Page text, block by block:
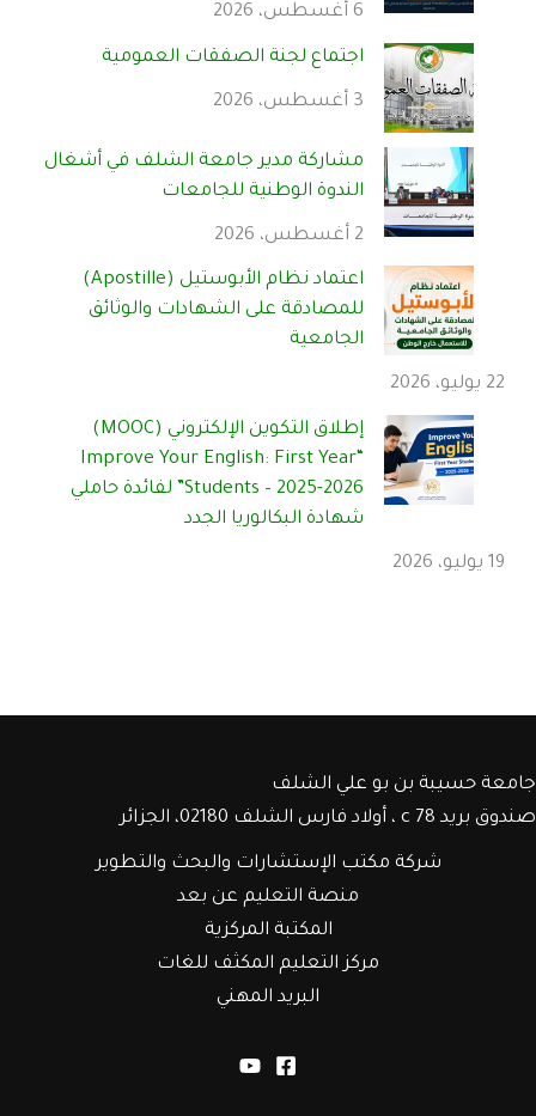
6 أغسطس، 2026
اجتماع لجنة الصفقات العمومية
3 أغسطس، 2026
مشاركة مدير جامعة الشلف في أشغال
الندوة الوطنية للجامعات
2 أغسطس، 2026
اعتماد نظام الأبوستيل (Apostille)
للمصادقة على الشهادات والوثائق
الجامعية
22 يوليو، 2026
إطلاق التكوين الإلكتروني (MOOC)
“Improve Your English: First Year
Students – 2025-2026” لفائدة حاملي
شهادة البكالوريا الجدد
19 يوليو، 2026
جامعة حسيبة بن بو علي الشلف
صندوق بريد c 78 ، أولاد فارس الشلف 02180، الجزائر
شركة مكتب الإستشارات والبحث والتطوير
منصة التعليم عن بعد
المكتبة المركزية
مركز التعليم المكثف للغات
البريد المهني